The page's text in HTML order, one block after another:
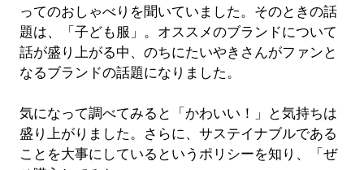
ってのおしゃべりを聞いていました。そのときの話
題は、「子ども服」。オススメのブランドについて
話が盛り上がる中、のちにたいやきさんがファンと
なるブランドの話題になりました。
気になって調べてみると「かわいい！」と気持ちは
盛り上がりました。さらに、サステイナブルである
ことを大事にしているというポリシーを知り、「ぜ